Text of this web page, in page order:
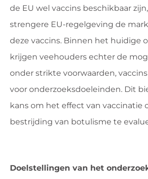
de EU wel vaccins beschikbaar
strengere EU-regelgeving de
deze vaccins. Binnen het huidige
krijgen veehouders echter de
onder strikte voorwaarden,
voor onderzoeksdoeleinden. Dit
kans om het effect van vaccinatie
bestrijding van botulisme te
Doelstellingen van het